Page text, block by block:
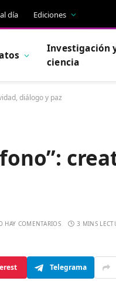
día Ediciones
Investigación
ciencia
diálogo y paz
HAY COMENTARIOS 3 MINS
Telegrama